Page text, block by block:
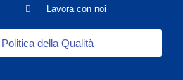
Lavora con noi
della Qualità